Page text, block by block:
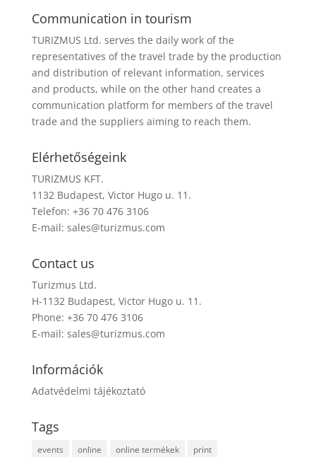
Communication in tourism
TURIZMUS Ltd. serves the daily work of the
representatives of the travel trade by the production
and distribution of relevant information, services
and products, while on the other hand creates a
communication platform for members of the travel
trade and the suppliers aiming to reach them.
Elérhetőségeink
TURIZMUS KFT.
1132 Budapest, Victor Hugo u. 11.
Telefon: +36 70 476 3106
E-mail: sales@turizmus.com
Contact us
Turizmus Ltd.
H-1132 Budapest, Victor Hugo u. 11.
Phone: +36 70 476 3106
E-mail: sales@turizmus.com
Információk
Adatvédelmi tájékoztató
Tags
events online online termékek print